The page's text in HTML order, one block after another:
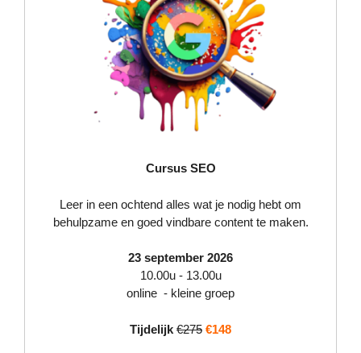
Cursus SEO
Leer in een ochtend alles wat je nodig hebt om
behulpzame en goed vindbare content te maken.
23 september 2026
10.00u - 13.00u
online - kleine groep
Tijdelijk €275 €148